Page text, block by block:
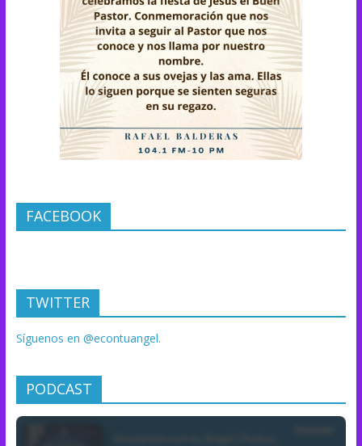
FACEBOOK
TWITTER
Síguenos en @econtuangel.
PODCAST